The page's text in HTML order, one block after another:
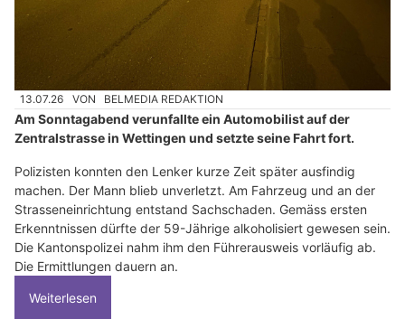
13.07.26 VON BELMEDIA REDAKTION
Am Sonntagabend verunfallte ein Automobilist auf der
Zentralstrasse in Wettingen und setzte seine Fahrt fort.
Polizisten konnten den Lenker kurze Zeit später ausfindig
machen. Der Mann blieb unverletzt. Am Fahrzeug und an der
Strasseneinrichtung entstand Sachschaden. Gemäss ersten
Erkenntnissen dürfte der 59-Jährige alkoholisiert gewesen sein.
Die Kantonspolizei nahm ihm den Führerausweis vorläufig ab.
Die Ermittlungen dauern an.
Weiterlesen